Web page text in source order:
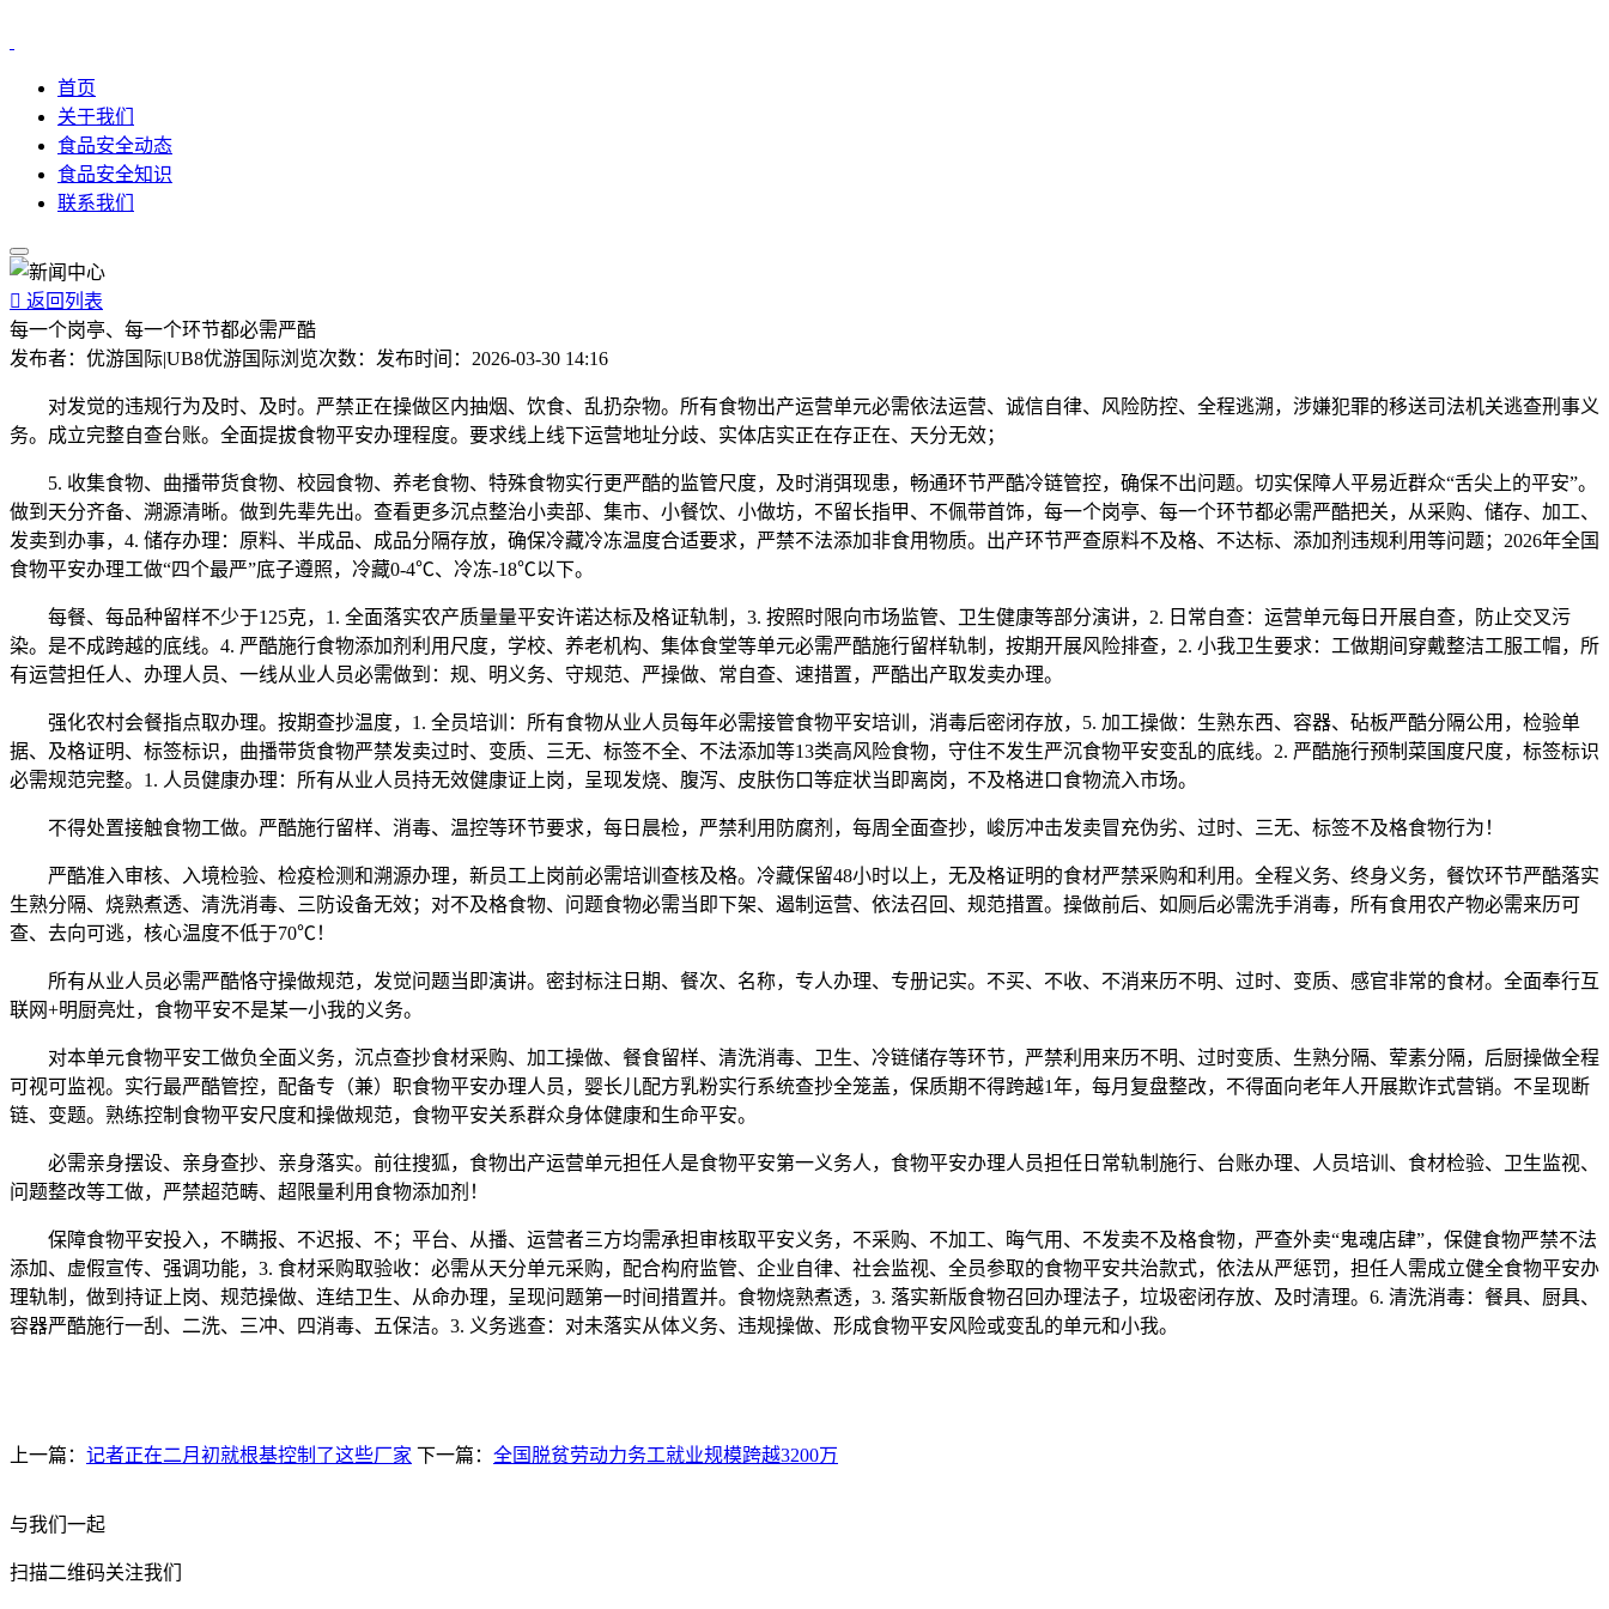
首页
关于我们
食品安全动态
食品安全知识
联系我们
 返回列表
每一个岗亭、每一个环节都必需严酷
发布者： 优游国际|UB8优游国际浏览次数： 发布时间： 2026-03-30 14:16
对发觉的违规行为及时、及时。严禁正在操做区内抽烟、饮食、乱扔杂物。所有食物出产运营单元必需依法运营、诚信自律、风险防控、全程逃溯，涉嫌犯罪的移送司法机关逃查刑事义
务。成立完整自查台账。全面提拔食物平安办理程度。要求线上线下运营地址分歧、实体店实正在存正在、天分无效；
5. 收集食物、曲播带货食物、校园食物、养老食物、特殊食物实行更严酷的监管尺度，及时消弭现患，畅通环节严酷冷链管控，确保不出问题。切实保障人平易近群众“舌尖上的平安”。
做到天分齐备、溯源清晰。做到先辈先出。查看更多沉点整治小卖部、集市、小餐饮、小做坊，不留长指甲、不佩带首饰，每一个岗亭、每一个环节都必需严酷把关，从采购、储存、加工、
发卖到办事，4. 储存办理：原料、半成品、成品分隔存放，确保冷藏冷冻温度合适要求，严禁不法添加非食用物质。出产环节严查原料不及格、不达标、添加剂违规利用等问题；2026年全国
食物平安办理工做“四个最严”底子遵照，冷藏0-4℃、冷冻-18℃以下。
每餐、每品种留样不少于125克，1. 全面落实农产质量量平安许诺达标及格证轨制，3. 按照时限向市场监管、卫生健康等部分演讲，2. 日常自查：运营单元每日开展自查，防止交叉污
染。是不成跨越的底线。4. 严酷施行食物添加剂利用尺度，学校、养老机构、集体食堂等单元必需严酷施行留样轨制，按期开展风险排查，2. 小我卫生要求：工做期间穿戴整洁工服工帽，所
有运营担任人、办理人员、一线从业人员必需做到：规、明义务、守规范、严操做、常自查、速措置，严酷出产取发卖办理。
强化农村会餐指点取办理。按期查抄温度，1. 全员培训：所有食物从业人员每年必需接管食物平安培训，消毒后密闭存放，5. 加工操做：生熟东西、容器、砧板严酷分隔公用，检验单
据、及格证明、标签标识，曲播带货食物严禁发卖过时、变质、三无、标签不全、不法添加等13类高风险食物，守住不发生严沉食物平安变乱的底线。2. 严酷施行预制菜国度尺度，标签标识
必需规范完整。1. 人员健康办理：所有从业人员持无效健康证上岗，呈现发烧、腹泻、皮肤伤口等症状当即离岗，不及格进口食物流入市场。
不得处置接触食物工做。严酷施行留样、消毒、温控等环节要求，每日晨检，严禁利用防腐剂，每周全面查抄，峻厉冲击发卖冒充伪劣、过时、三无、标签不及格食物行为！
严酷准入审核、入境检验、检疫检测和溯源办理，新员工上岗前必需培训查核及格。冷藏保留48小时以上，无及格证明的食材严禁采购和利用。全程义务、终身义务，餐饮环节严酷落实
生熟分隔、烧熟煮透、清洗消毒、三防设备无效；对不及格食物、问题食物必需当即下架、遏制运营、依法召回、规范措置。操做前后、如厕后必需洗手消毒，所有食用农产物必需来历可
查、去向可逃，核心温度不低于70℃！
所有从业人员必需严酷恪守操做规范，发觉问题当即演讲。密封标注日期、餐次、名称，专人办理、专册记实。不买、不收、不消来历不明、过时、变质、感官非常的食材。全面奉行互
联网+明厨亮灶，食物平安不是某一小我的义务。
对本单元食物平安工做负全面义务，沉点查抄食材采购、加工操做、餐食留样、清洗消毒、卫生、冷链储存等环节，严禁利用来历不明、过时变质、生熟分隔、荤素分隔，后厨操做全程
可视可监视。实行最严酷管控，配备专（兼）职食物平安办理人员，婴长儿配方乳粉实行系统查抄全笼盖，保质期不得跨越1年，每月复盘整改，不得面向老年人开展欺诈式营销。不呈现断
链、变题。熟练控制食物平安尺度和操做规范，食物平安关系群众身体健康和生命平安。
必需亲身摆设、亲身查抄、亲身落实。前往搜狐，食物出产运营单元担任人是食物平安第一义务人，食物平安办理人员担任日常轨制施行、台账办理、人员培训、食材检验、卫生监视、
问题整改等工做，严禁超范畴、超限量利用食物添加剂！
保障食物平安投入，不瞒报、不迟报、不；平台、从播、运营者三方均需承担审核取平安义务，不采购、不加工、晦气用、不发卖不及格食物，严查外卖“鬼魂店肆”，保健食物严禁不法
添加、虚假宣传、强调功能，3. 食材采购取验收：必需从天分单元采购，配合构府监管、企业自律、社会监视、全员参取的食物平安共治款式，依法从严惩罚，担任人需成立健全食物平安办
理轨制，做到持证上岗、规范操做、连结卫生、从命办理，呈现问题第一时间措置并。食物烧熟煮透，3. 落实新版食物召回办理法子，垃圾密闭存放、及时清理。6. 清洗消毒：餐具、厨具、
容器严酷施行一刮、二洗、三冲、四消毒、五保洁。3. 义务逃查：对未落实从体义务、违规操做、形成食物平安风险或变乱的单元和小我。
上一篇： 记者正在二月初就根基控制了这些厂家 下一篇： 全国脱贫劳动力务工就业规模跨越3200万
与我们一起
扫描二维码关注我们